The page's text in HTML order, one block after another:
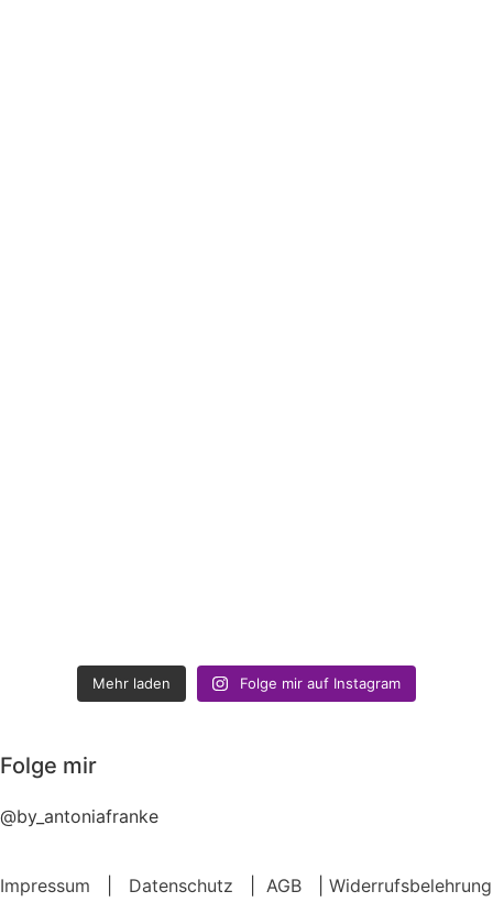
Mehr laden Folge mir auf Instagram
Folge mir
@by_antoniafranke
Impressum Datenschutz AGB Widerrufsbelehrung